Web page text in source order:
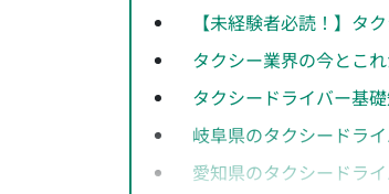
【未経験者必読！】タ
タクシー業界の今とこ
タクシードライバー基
岐阜県のタクシードラ
愛知県のタクシードラ